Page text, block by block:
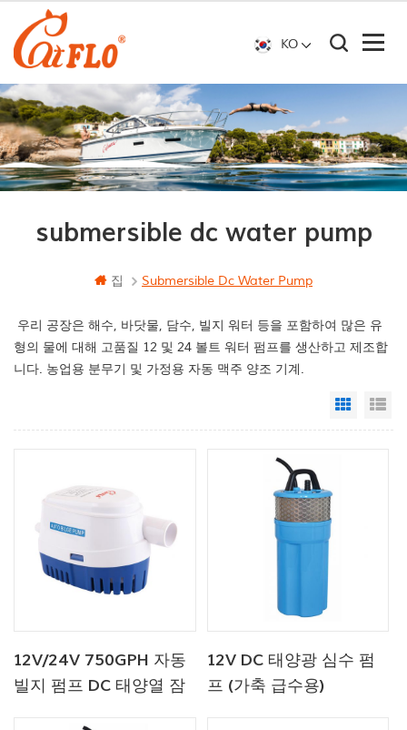
KO
submersible dc water pump
집 Submersible Dc Water Pump
우리 공장은 해수, 바닷물, 담수, 빌지 워터 등을 포함하여 많은 유
형의 물에 대해 고품질 12 및 24 볼트 워터 펌프를 생산하고 제조합
니다. 농업용 분무기 및 가정용 자동 맥주 양조 기계.
Grid
12V/24V 750GPH 자동
빌지 펌프 DC 태양열 잠
12V DC 태양광 심수 펌
프 (가축 급수용)